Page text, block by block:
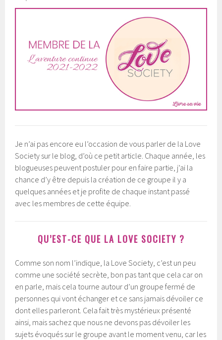
Je n’ai pas encore eu l’occasion de vous parler de la Love
Society sur le blog, d’où ce petit article. Chaque année, les
blogueuses peuvent postuler pour en faire partie, j’ai la
chance d’y être depuis la création de ce groupe il y a
quelques années et je profite de chaque instant passé
avec les membres de cette équipe.
QU’EST-CE QUE LA LOVE SOCIETY ?
Comme son nom l’indique, la Love Society, c’est un peu
comme une société secrète, bon pas tant que cela car on
en parle, mais cela tourne autour d’un groupe fermé de
personnes qui vont échanger et ce sans jamais dévoiler ce
dont elles parleront. Cela fait très mystérieux présenté
ainsi, mais sachez que nous ne devons pas dévoiler les
sujets évoqués sur le groupe avant le moment venu, car les